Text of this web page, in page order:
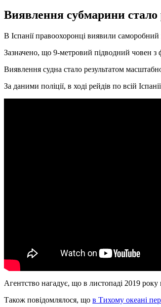
Виявлення субмарини стало
В Іспанії правоохоронці виявили
Зазначено, що 9-метровий підводний човен з
Виявлення судна стало результатом
За даними поліції, в ході рейдів по всій
Агентство нагадує, що в листопаді 2019 року
Також повідомлялося, що в Тихому океані